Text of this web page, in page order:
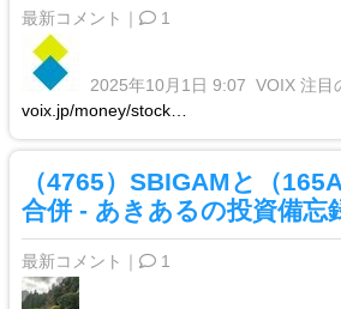
最新コメント｜ 1
2025年10月1日 9:07 VOIX 注目
voix.jp/money/stock…
（4765）SBIGAMと（
合併 - あきあるの投資備忘
最新コメント｜ 1